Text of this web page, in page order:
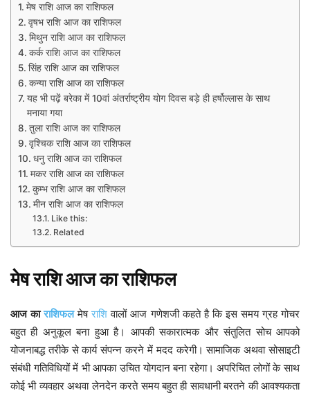
मेष राशि आज का राशिफल
वृषभ राशि आज का राशिफल
मिथुन राशि आज का राशिफल
कर्क राशि आज का राशिफल
सिंह राशि आज का राशिफल
कन्या राशि आज का राशिफल
यह भी पढ़ें बरेका में 10वां अंतर्राष्ट्रीय योग दिवस बड़े ही हर्षोल्लास के साथ
मनाया गया
तुला राशि आज का राशिफल
वृश्चिक राशि आज का राशिफल
धनु राशि आज का राशिफल
मकर राशि आज का राशिफल
कुम्भ राशि आज का राशिफल​
मीन राशि आज का राशिफल
Like this:
Related
मेषराशिआजकाराशिफल
आज का राशिफल मेषराशि वालों आज गणेशजी कहते है कि इस समय ग्रह गोचर
बहुत ही अनुकूल बना हुआ है। आपकी सकारात्मक और संतुलित सोच आपको
योजनाबद्ध तरीके से कार्य संपन्न करने में मदद करेगी। सामाजिक अथवा सोसाइटी
संबंधी गतिविधियों में भी आपका उचित योगदान बना रहेगा। अपरिचित लोगों के साथ
कोई भी व्यवहार अथवा लेनदेन करते समय बहुत ही सावधानी बरतने की आवश्यकता